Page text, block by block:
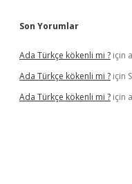
Son Yorumlar
Ada Türkçe kökenli mi ? için
Ada Türkçe kökenli mi ? için
Ada Türkçe kökenli mi ? için